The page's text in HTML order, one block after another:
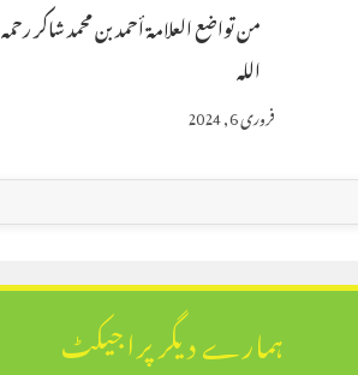
من تواضع العلامة أحمد بن محمد شاكر رحمه
الله
فروری 6, 2024
ہمارے دیگر پراجیکٹ